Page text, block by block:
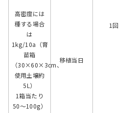
1回
高密度には
種する場合
は
1kg/10a（育
苗箱
（30×60×3cm、
使用土壌約
5L）
1箱当たり
50〜100g）
移植当日